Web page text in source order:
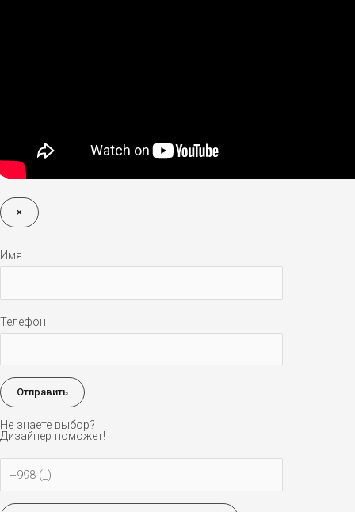
×
Имя
Телефон
Не знаете выбор?
Дизайнер поможет!